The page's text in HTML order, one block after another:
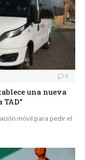
0
una nueva
móvil para pedir el